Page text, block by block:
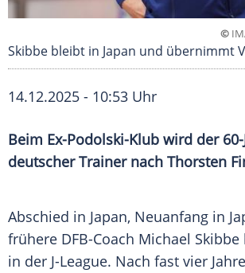
©
Skibbe bleibt in Japan und übernimmt
14.12.2025 - 10:53 Uhr
Beim Ex-Podolski-Klub wird der
deutscher Trainer nach Thorsten
Abschied in Japan, Neuanfang in
frühere DFB-Coach Michael
in der J-League. Nach fast vier